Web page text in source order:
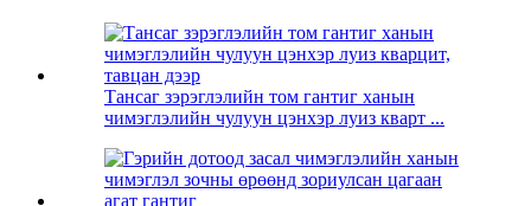
Тансаг зэрэглэлийн том гантиг ханын
чимэглэлийн чулуун цэнхэр луиз кварт ...